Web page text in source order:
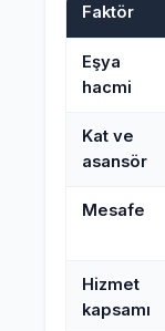
Faktör
Eşya
hacmi
Kat ve
asansör
Mesafe
Hizmet
kapsamı